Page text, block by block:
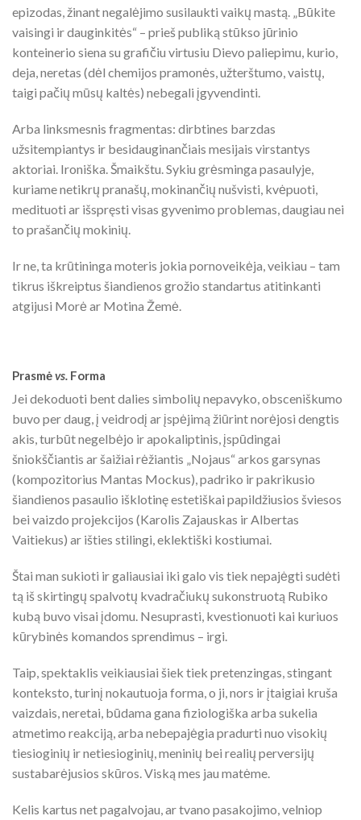
epizodas, žinant negalėjimo susilaukti vaikų mastą. „Būkite
vaisingi ir dauginkitės“ – prieš publiką stūkso jūrinio
konteinerio siena su grafičiu virtusiu Dievo paliepimu, kurio,
deja, neretas (dėl chemijos pramonės, užterštumo, vaistų,
taigi pačių mūsų kaltės) nebegali įgyvendinti.
Arba linksmesnis fragmentas: dirbtines barzdas
užsitempiantys ir besidauginančiais mesijais virstantys
aktoriai. Ironiška. Šmaikštu. Sykiu grėsminga pasaulyje,
kuriame netikrų pranašų, mokinančių nušvisti, kvėpuoti,
medituoti ar išspręsti visas gyvenimo problemas, daugiau nei
to prašančių mokinių.
Ir ne, ta krūtininga moteris jokia pornoveikėja, veikiau – tam
tikrus iškreiptus šiandienos grožio standartus atitinkanti
atgijusi Morė ar Motina Žemė.
Prasmėvs. Forma
Jei dekoduoti bent dalies simbolių nepavyko, obsceniškumo
buvo per daug, į veidrodį ar įspėjimą žiūrint norėjosi dengtis
akis, turbūt negelbėjo ir apokaliptinis, įspūdingai
šniokščiantis ar šaižiai rėžiantis „Nojaus“ arkos garsynas
(kompozitorius Mantas Mockus), padriko ir pakrikusio
šiandienos pasaulio išklotinę estetiškai papildžiusios šviesos
bei vaizdo projekcijos (Karolis Zajauskas ir Albertas
Vaitiekus) ar išties stilingi, eklektiški kostiumai.
Štai man sukioti ir galiausiai iki galo vis tiek nepajėgti sudėti
tą iš skirtingų spalvotų kvadračiukų sukonstruotą Rubiko
kubą buvo visai įdomu. Nesuprasti, kvestionuoti kai kuriuos
kūrybinės komandos sprendimus – irgi.
Taip, spektaklis veikiausiai šiek tiek pretenzingas, stingant
konteksto, turinį nokautuoja forma, o ji, nors ir įtaigiai kruša
vaizdais, neretai, būdama gana fiziologiška arba sukelia
atmetimo reakciją, arba nebepajėgia pradurti nuo visokių
tiesioginių ir netiesioginių, meninių bei realių perversijų
sustabarėjusios skūros. Viską mes jau matėme.
Kelis kartus net pagalvojau, ar tvano pasakojimo, velniop